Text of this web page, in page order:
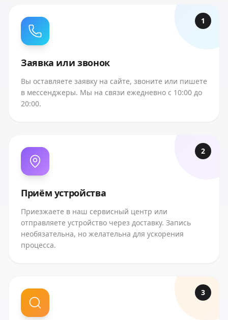
1
Заявка или звонок
Вы оставляете заявку на сайте, звоните или пишете
в мессенджеры. Мы на связи ежедневно с 10:00 до
20:00.
2
Приём устройства
Приезжаете в наш сервисный центр или
отправляете устройство через доставку. Запись
необязательна, но желательна для ускорения
процесса.
3